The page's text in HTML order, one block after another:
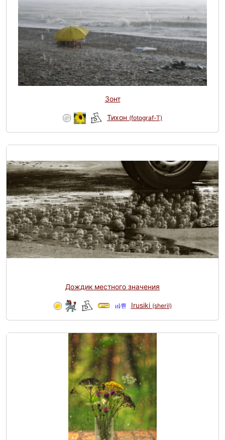
Зонт
Тихон (fotograf-T)
Дождик местного значения
Irusiki (sheril)